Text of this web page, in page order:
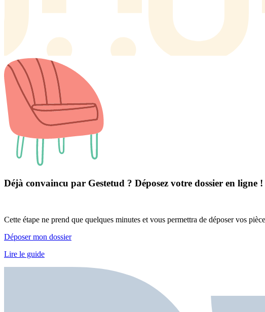
Déjà convaincu par Gestetud ? Déposez votre dossier en ligne !
Cette étape ne prend que quelques minutes et vous permettra de déposer vos
Déposer mon dossier
Lire le guide